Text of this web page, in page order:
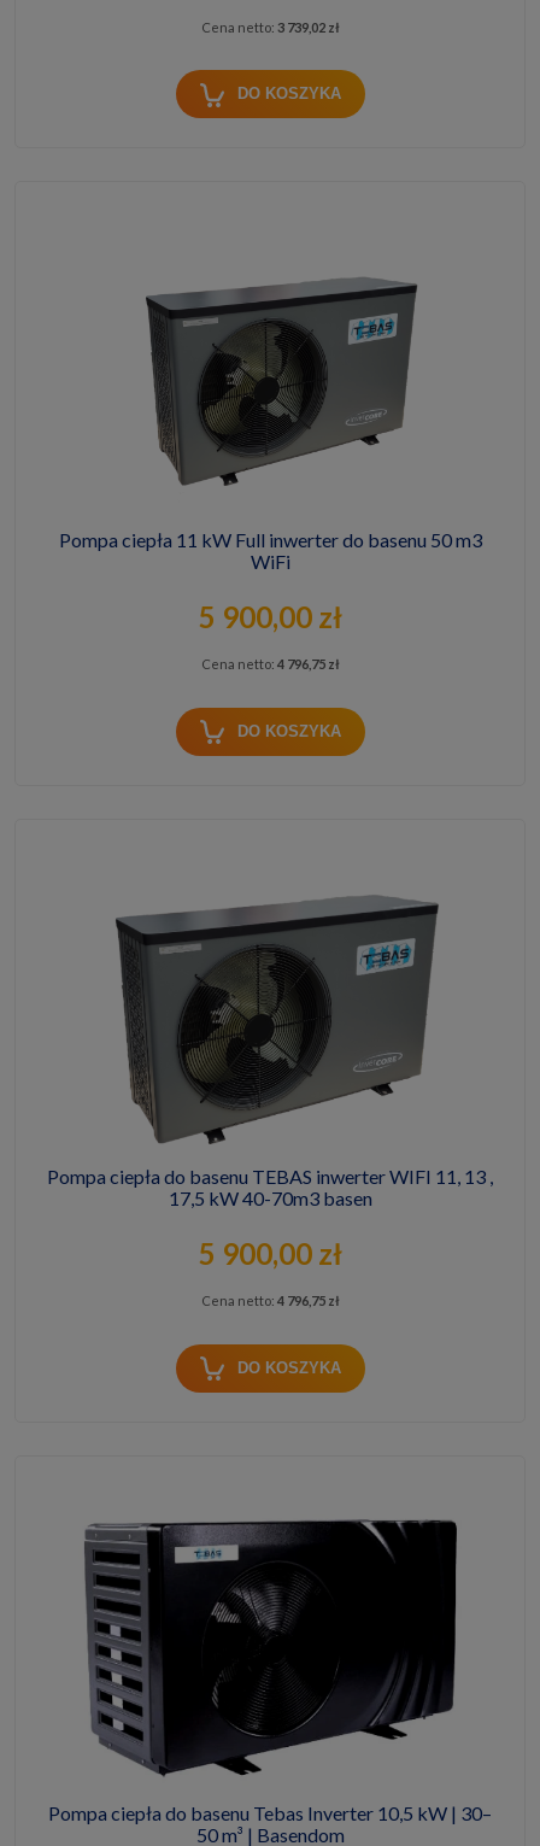
Cena netto: 3 739,02 zł
DO KOSZYKA
Pompa ciepła 11 kW Full inwerter do basenu 50 m3
WiFi
5 900,00 zł
Cena netto: 4 796,75 zł
DO KOSZYKA
Pompa ciepła do basenu TEBAS inwerter WIFI 11, 13 ,
17,5 kW 40-70m3 basen
5 900,00 zł
Cena netto: 4 796,75 zł
DO KOSZYKA
Pompa ciepła do basenu Tebas Inverter 10,5 kW | 30–
50 m³ | Basendom